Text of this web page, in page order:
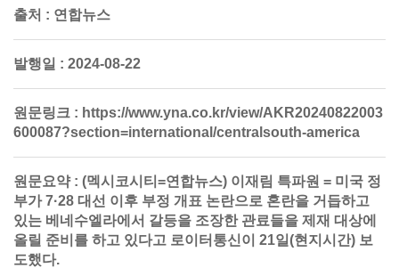
출처 : 연합뉴스
발행일 : 2024-08-22
원문링크 : https://www.yna.co.kr/view/AKR20240822003
600087?section=international/centralsouth-america
원문요약 : (멕시코시티=연합뉴스) 이재림 특파원 = 미국 정
부가 7·28 대선 이후 부정 개표 논란으로 혼란을 거듭하고
있는 베네수엘라에서 갈등을 조장한 관료들을 제재 대상에
올릴 준비를 하고 있다고 로이터통신이 21일(현지시간) 보
도했다.